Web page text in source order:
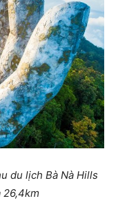
du lịch Bà Nà Hills
26,4km